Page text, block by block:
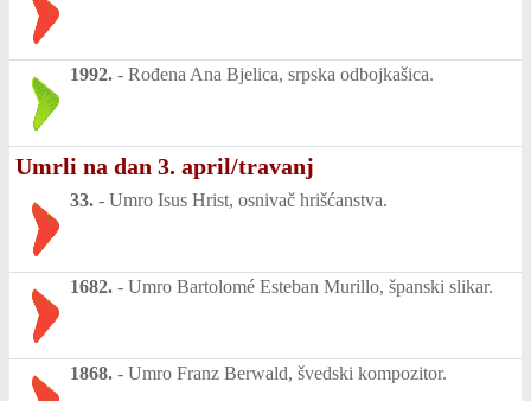
1992. - Rođena Ana Bjelica, srpska odbojkašica.
Umrli na dan 3. april/travanj
33. - Umro Isus Hrist, osnivač hrišćanstva.
1682. - Umro Bartolomé Esteban Murillo, španski slikar.
1868. - Umro Franz Berwald, švedski kompozitor.